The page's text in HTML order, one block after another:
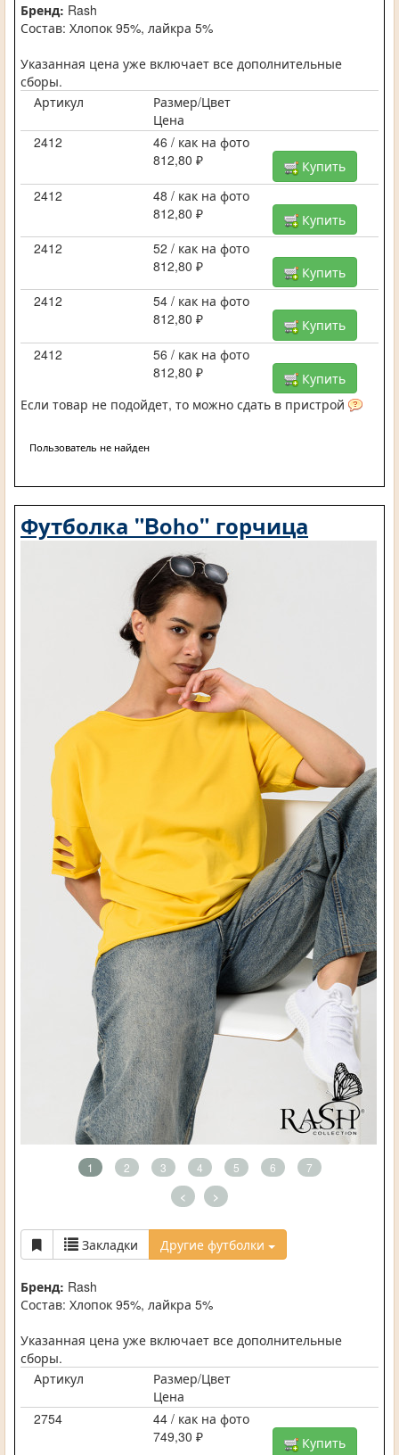
Бренд: Rash
Состав: Хлопок 95%, лайкра 5%
Указанная цена уже включает все дополнительные
сборы.
Артикул
Размер/Цвет
Цена
2412
46 / как на фото
812,80 ₽
Купить
2412
48 / как на фото
812,80 ₽
Купить
2412
52 / как на фото
812,80 ₽
Купить
2412
54 / как на фото
812,80 ₽
Купить
2412
56 / как на фото
812,80 ₽
Купить
Если товар не подойдет, то можно сдать в пристрой
Пользователь не найден
Футболка "Boho" горчица
1 2 3 4 5 6 7
< >
Закладки Другие футболки
Бренд: Rash
Состав: Хлопок 95%, лайкра 5%
Указанная цена уже включает все дополнительные
сборы.
Артикул
Размер/Цвет
Цена
2754
44 / как на фото
749,30 ₽
Купить